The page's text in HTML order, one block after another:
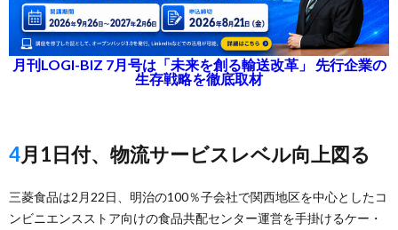
月刊LOGI-BIZ 7月号は「未来を創る輸送改革」 先行企業の
生存戦略を徹底取材
4月1日付、物流サービスレベル向上図る
三菱食品は2月22日、明治の100％子会社で関西地区を中心としたコ
ンビニエンスストア向けの食品共配センター運営を手掛けるケー・